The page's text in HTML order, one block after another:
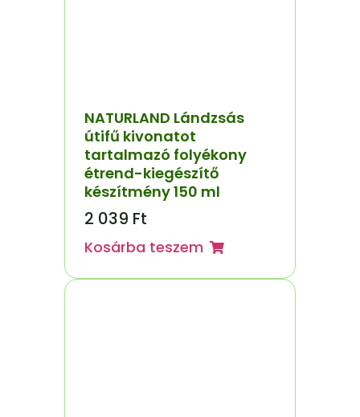
NATURLAND Lándzsás
útifű kivonatot
tartalmazó folyékony
étrend-kiegészítő
készítmény 150 ml
2 039 Ft
Kosárba teszem